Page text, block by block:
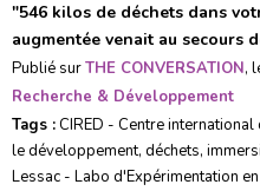
"546 kilos de déchets dans
augmentée venait au secours
Publié surTHE CONVERSATION,
Recherche & Développement
Tags :CIRED - Centre international
le développement, déchets,
Lessac - Labo d'Expérimentation